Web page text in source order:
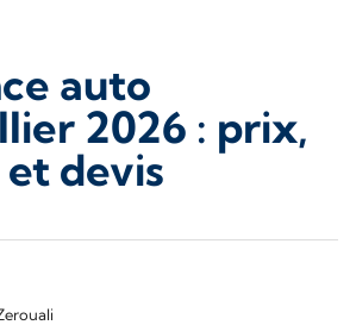
auto
2026 : prix,
devis